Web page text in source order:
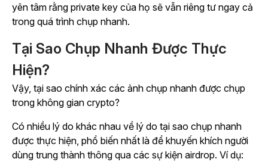
yên tâm rằng private key của họ sẽ vẫn riêng tư ngay cả
trong quá trình chụp nhanh.
Tại Sao Chụp Nhanh Được Thực
Hiện?
Vậy, tại sao chính xác các ảnh chụp nhanh được chụp
trong không gian crypto?
Có nhiều lý do khác nhau về lý do tại sao chụp nhanh
được thực hiện, phổ biến nhất là để khuyến khích người
dùng trung thành thông qua các sự kiện airdrop. Ví dụ: